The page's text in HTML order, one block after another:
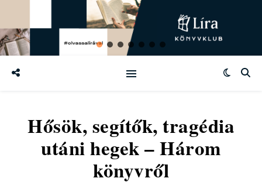
Hősök, segítők, tragédia
utáni hegek – Három
könyvről